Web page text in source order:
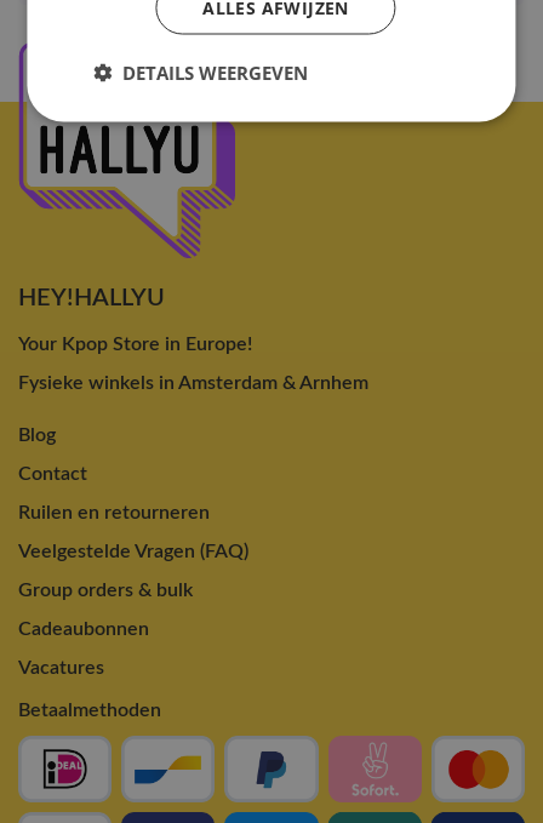
HEY!HALLYU
Your Kpop Store in Europe!
Fysieke winkels in Amsterdam & Arnhem
Blog
Contact
Ruilen en retourneren
Veelgestelde Vragen (FAQ)
Group orders & bulk
Cadeaubonnen
Vacatures
Betaalmethoden
ALLES AFWIJZEN
DETAILS WEERGEVEN